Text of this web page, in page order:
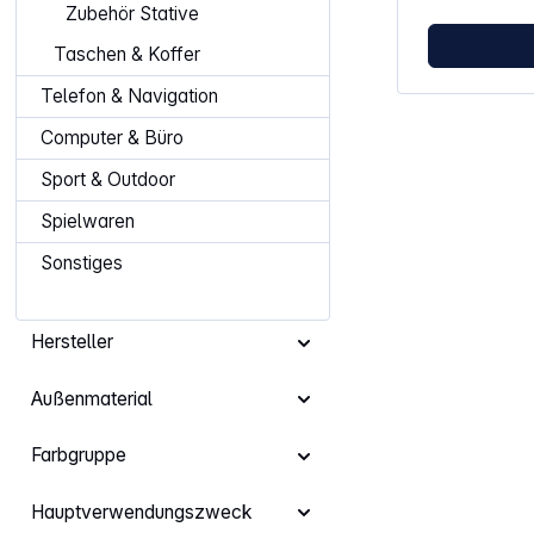
Zubehör Stative
Taschen & Koffer
Telefon & Navigation
Computer & Büro
Sport & Outdoor
Spielwaren
Sonstiges
Hersteller
Außenmaterial
Farbgruppe
Hauptverwendungszweck